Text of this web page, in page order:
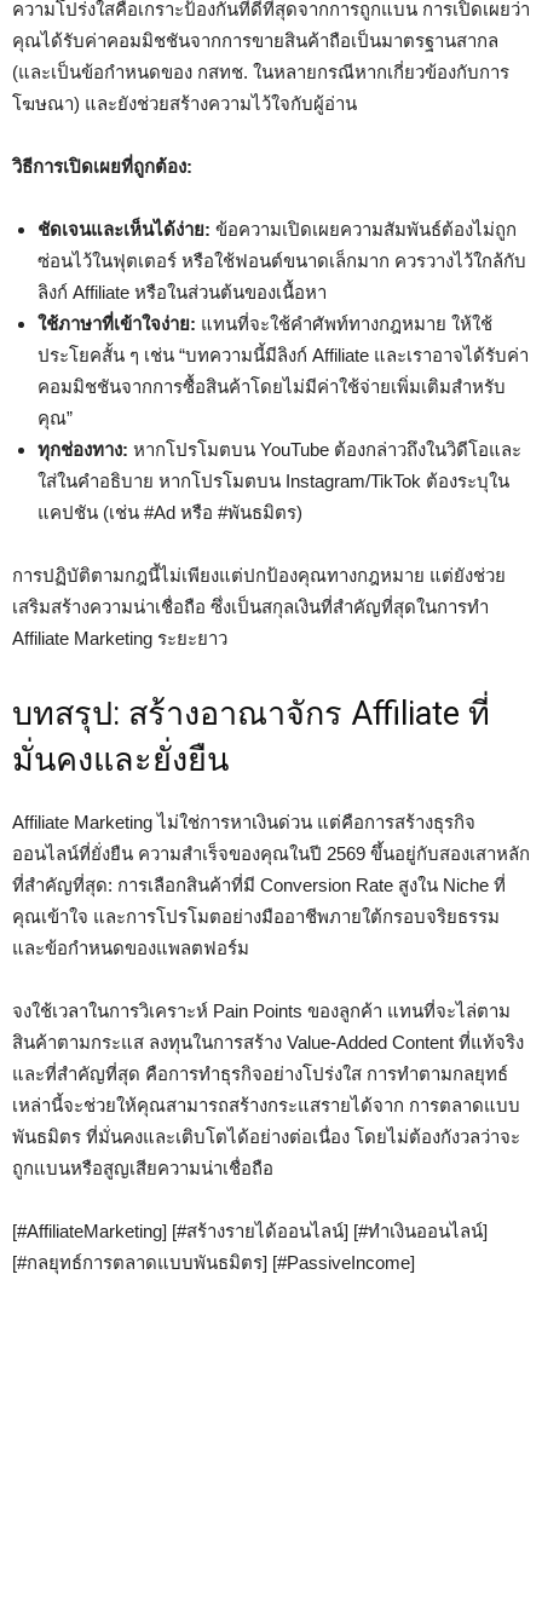
ความโปร่งใสคือเกราะป้องกันที่ดีที่สุดจากการถูกแบน การเปิดเผยว่า
คุณได้รับค่าคอมมิชชันจากการขายสินค้าถือเป็นมาตรฐานสากล
(และเป็นข้อกำหนดของ กสทช. ในหลายกรณีหากเกี่ยวข้องกับการ
โฆษณา) และยังช่วยสร้างความไว้ใจกับผู้อ่าน
วิธีการเปิดเผยที่ถูกต้อง:
ชัดเจนและเห็นได้ง่าย: ข้อความเปิดเผยความสัมพันธ์ต้องไม่ถูก
ซ่อนไว้ในฟุตเตอร์ หรือใช้ฟอนต์ขนาดเล็กมาก ควรวางไว้ใกล้กับ
ลิงก์ Affiliate หรือในส่วนต้นของเนื้อหา
ใช้ภาษาที่เข้าใจง่าย: แทนที่จะใช้คำศัพท์ทางกฎหมาย ให้ใช้
ประโยคสั้น ๆ เช่น “บทความนี้มีลิงก์ Affiliate และเราอาจได้รับค่า
คอมมิชชันจากการซื้อสินค้าโดยไม่มีค่าใช้จ่ายเพิ่มเติมสำหรับ
คุณ”
ทุกช่องทาง: หากโปรโมตบน YouTube ต้องกล่าวถึงในวิดีโอและ
ใส่ในคำอธิบาย หากโปรโมตบน Instagram/TikTok ต้องระบุใน
แคปชัน (เช่น #Ad หรือ #พันธมิตร)
การปฏิบัติตามกฎนี้ไม่เพียงแต่ปกป้องคุณทางกฎหมาย แต่ยังช่วย
เสริมสร้างความน่าเชื่อถือ ซึ่งเป็นสกุลเงินที่สำคัญที่สุดในการทำ
Affiliate Marketing ระยะยาว
บทสรุป: สร้างอาณาจักร Affiliate ที่
มั่นคงและยั่งยืน
Affiliate Marketing ไม่ใช่การหาเงินด่วน แต่คือการสร้างธุรกิจ
ออนไลน์ที่ยั่งยืน ความสำเร็จของคุณในปี 2569 ขึ้นอยู่กับสองเสาหลัก
ที่สำคัญที่สุด: การเลือกสินค้าที่มี Conversion Rate สูงใน Niche ที่
คุณเข้าใจ และการโปรโมตอย่างมืออาชีพภายใต้กรอบจริยธรรม
และข้อกำหนดของแพลตฟอร์ม
จงใช้เวลาในการวิเคราะห์ Pain Points ของลูกค้า แทนที่จะไล่ตาม
สินค้าตามกระแส ลงทุนในการสร้าง Value-Added Content ที่แท้จริง
และที่สำคัญที่สุด คือการทำธุรกิจอย่างโปร่งใส การทำตามกลยุทธ์
เหล่านี้จะช่วยให้คุณสามารถสร้างกระแสรายได้จาก การตลาดแบบ
พันธมิตร ที่มั่นคงและเติบโตได้อย่างต่อเนื่อง โดยไม่ต้องกังวลว่าจะ
ถูกแบนหรือสูญเสียความน่าเชื่อถือ
[#AffiliateMarketing] [#สร้างรายได้ออนไลน์] [#ทำเงินออนไลน์]
[#กลยุทธ์การตลาดแบบพันธมิตร] [#PassiveIncome]